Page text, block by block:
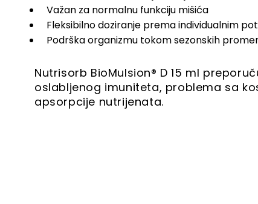
Važan za normalnu funkciju mišića
Fleksibilno doziranje prema individualnim
Podrška organizmu tokom sezonskih
Nutrisorb BioMulsion® D 15 ml
oslabljenog imuniteta, problema sa
apsorpcije nutrijenata.